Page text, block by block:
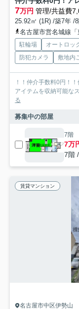
7万円 管理/共益費
25.92㎡ (1R) /築7年 /
名古屋市営名城線
駐輪場 オートロッ
防犯カメラ
敷地内
！！仲介手数料0円！
アイテムを収納可能な
る
募集中の部屋
7階
7万
7階
賃貸マンション
名古屋市中区伊勢山